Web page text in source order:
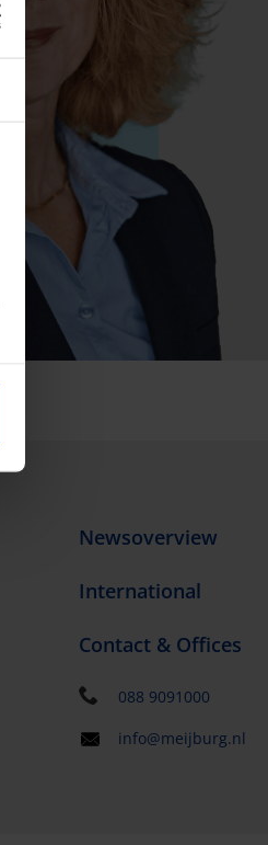
Newsoverview
International
Contact & Offices
088 9091000
info@meijburg.nl